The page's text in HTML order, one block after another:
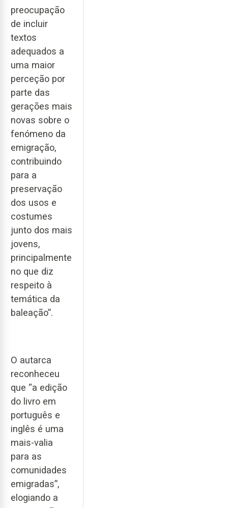
preocupação
de incluir
textos
adequados a
uma maior
perceção por
parte das
gerações mais
novas sobre o
fenómeno da
emigração,
contribuindo
para a
preservação
dos usos e
costumes
junto dos mais
jovens,
principalmente
no que diz
respeito à
temática da
baleação”.
O autarca
reconheceu
que “a edição
do livro em
português e
inglês é uma
mais-valia
para as
comunidades
emigradas”,
elogiando a